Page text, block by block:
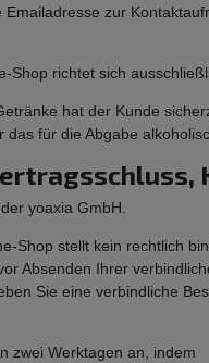
zur
Shop richtet sich
hat der Kunde
für die Abgabe
yoaxia GmbH.
Shop stellt kein rechtlich
Absenden Ihrer
Sie eine verbindliche
zwei Werktagen an, indem